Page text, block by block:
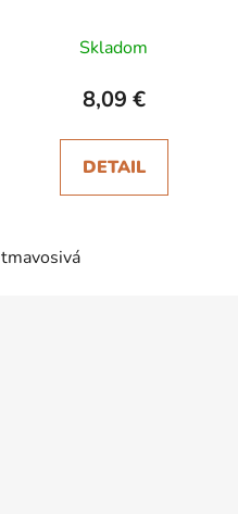
Skladom
8,09 €
DETAIL
tmavosivá